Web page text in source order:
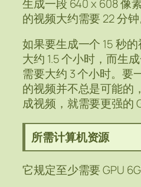
生成一段 640 x 608 像
的视频大约需要 22 分钟
如果要生成一个 15 秒
大约 1.5 个小时，而生
需要大约 3 个小时。要
的视频并不总是可能的
成视频，就需要更强的
所需计算机资源
它规定至少需要 GPU